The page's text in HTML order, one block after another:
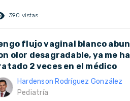
390 vistas
flujo vaginal blanco
olor desagradable, ya me
2 veces en el médico
Hardenson Rodríguez González
Pediatría